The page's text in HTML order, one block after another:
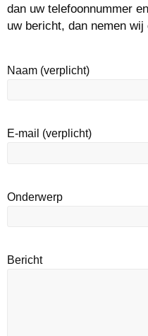
dan uw telefoonnummer
uw bericht, dan nemen
Naam (verplicht)
E-mail (verplicht)
Onderwerp
Bericht